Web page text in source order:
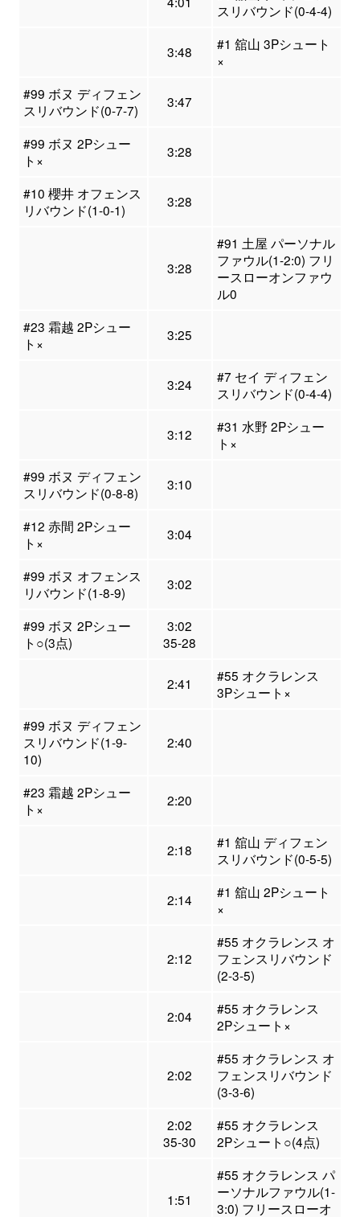
スリバウンド(0-4-4)
3:48
#1 舘山 3Pシュート
×
#99 ボヌ ディフェン
スリバウンド(0-7-7)
3:47
#99 ボヌ 2Pシュー
ト×
3:28
#10 櫻井 オフェンス
リバウンド(1-0-1)
3:28
3:28
#91 土屋 パーソナル
ファウル(1-2:0) フリ
ースローオンファウ
ル0
#23 霜越 2Pシュー
ト×
3:25
3:24
#7 セイ ディフェン
スリバウンド(0-4-4)
3:12
#31 水野 2Pシュー
ト×
#99 ボヌ ディフェン
スリバウンド(0-8-8)
3:10
#12 赤間 2Pシュー
ト×
3:04
#99 ボヌ オフェンス
リバウンド(1-8-9)
3:02
#99 ボヌ 2Pシュー
ト○(3点)
3:02
35-28
2:41
#55 オクラレンス
3Pシュート×
#99 ボヌ ディフェン
スリバウンド(1-9-
10)
2:40
#23 霜越 2Pシュー
ト×
2:20
2:18
#1 舘山 ディフェン
スリバウンド(0-5-5)
2:14
#1 舘山 2Pシュート
×
2:12
#55 オクラレンス オ
フェンスリバウンド
(2-3-5)
2:04
#55 オクラレンス
2Pシュート×
2:02
#55 オクラレンス オ
フェンスリバウンド
(3-3-6)
2:02
35-30
#55 オクラレンス
2Pシュート○(4点)
1:51
#55 オクラレンス パ
ーソナルファウル(1-
3:0) フリースローオ